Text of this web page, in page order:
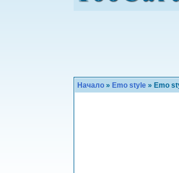
Начало » Emo style » Emo